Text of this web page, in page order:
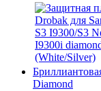
Diamond